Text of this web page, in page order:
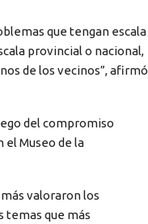
que tengan escala
provincial o nacional,
de los vecinos”, afirmó
del compromiso
Museo de la
valoraron los
temas que más